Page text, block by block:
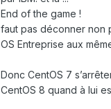
End of the game !
faut pas déconner non
OS Entreprise aux
Donc CentOS 7
CentOS 8 quand à lui